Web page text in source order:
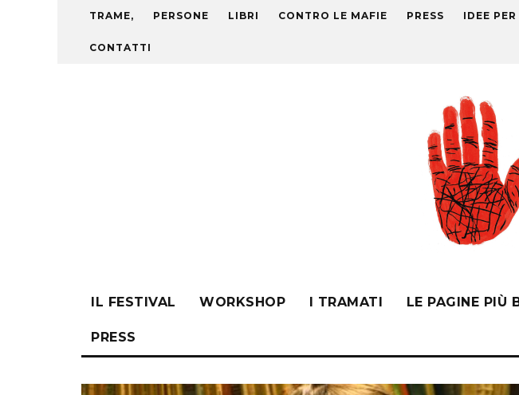
TRAME, PERSONE LIBRI CONTRO LE MAFIE PRESS IDEE
CONTATTI
IL FESTIVAL WORKSHOP I TRAMATI LE PAGINE PIÙ
PRESS